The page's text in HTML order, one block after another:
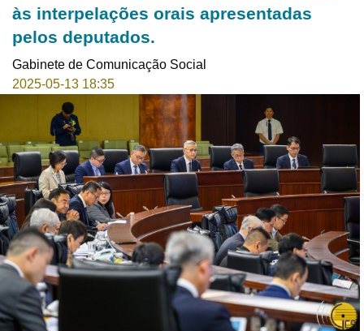
às interpelações orais apresentadas
pelos deputados.
Gabinete de Comunicação Social
2025-05-13 18:35